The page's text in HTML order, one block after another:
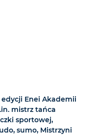
Enei Akademii
mistrz tańca
sportowej,
sumo, Mistrzyni